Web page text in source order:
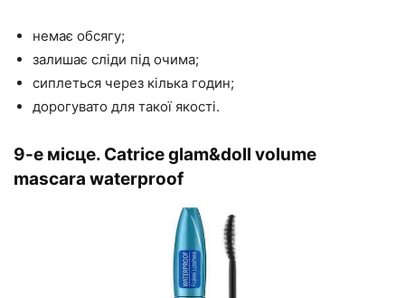
немає обсягу;
залишає сліди під очима;
сиплеться через кілька годин;
дорогувато для такої якості.
9-е місце. Catrice glam&doll volume
mascara waterproof